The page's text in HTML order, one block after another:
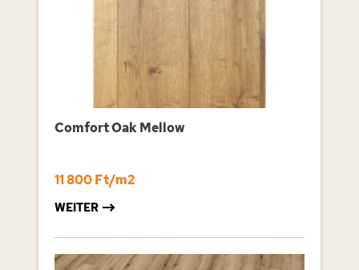
Comfort Oak Mellow
11 800 Ft/m2
WEITER